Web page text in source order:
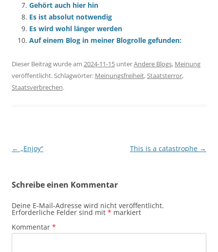
Gehört auch hier hin
Es ist absolut notwendig
Es wird wohl länger werden
Auf einem Blog in meiner Blogrolle gefunden:
Dieser Beitrag wurde am 2024-11-15 unterAndere Blogs, Meinung
veröffentlicht. Schlagwörter: Meinungsfreiheit,Staatsterror,
Staatsverbrechen.
Beitragsnavigation
← „Enjoy“ This is a catastrophe →
Schreibe einen Kommentar
Deine E-Mail-Adresse wird nicht veröffentlicht.
Erforderliche Felder sind mit * markiert
Kommentar *